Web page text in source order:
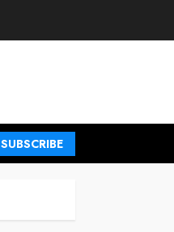
SUBSCRIBE